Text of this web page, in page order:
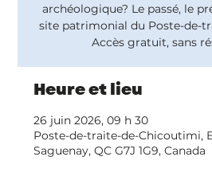
archéologique? Le passé, le
site patrimonial du Poste-de-
Accès gratuit, sans
Heure et lieu
26 juin 2026, 09 h 30
Poste-de-traite-de-Chicoutimi,
Saguenay, QC G7J 1G9, Canada